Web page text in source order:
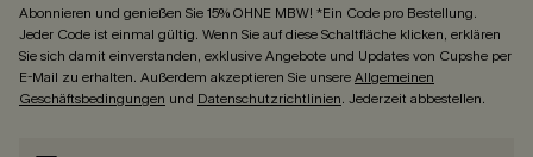
Abonnieren und genießen Sie 15% OHNE MBW! *Ein Code pro Bestellung.
Jeder Code ist einmal gültig. Wenn Sie auf diese Schaltfläche klicken, erklären
Sie sich damit einverstanden, exklusive Angebote und Updates von Cupshe per
E-Mail zu erhalten. Außerdem akzeptieren Sie unsereAllgemeinen
Geschäftsbedingungen und Datenschutzrichtlinien. Jederzeit abbestellen.